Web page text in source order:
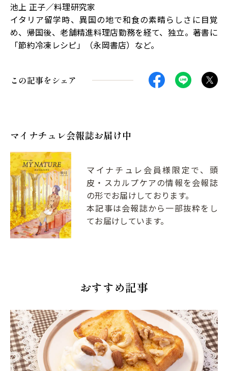
池上 正子／料理研究家
イタリア留学時、異国の地で和食の素晴らしさに目覚
め、帰国後、老舗精進料理店勤務を経て、独立。著書に
「節約冷凍レシピ」（永岡書店）など。
この記事をシェア
マイナチュレ会報誌お届け中
マイナチュレ会員様限定で、頭
皮・スカルプケアの情報を会報誌
の形でお届けしております。
本記事は会報誌から一部抜粋をし
てお届けしています。
おすすめ記事